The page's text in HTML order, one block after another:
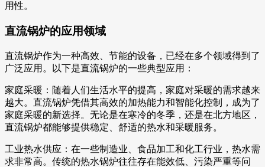
用性。
直流锅炉的应用领域
直流锅炉作为一种高效、节能的设备，已经在多个领域得到了
广泛应用。以下是直流锅炉的一些典型应用：
家庭采暖：随着人们生活水平的提高，家庭对采暖的需求越来
越大。直流锅炉凭借其高效的加热能力和智能化控制，成为了
家庭采暖的新选择。无论是在寒冷的冬季，还是在北方地区，
直流锅炉都能够提供稳定、舒适的热水和采暖服务。
工业热水供应：在一些制造业、食品加工和化工行业，热水需
求非常高。传统的热水锅炉往往存在能效低、污染严重等问